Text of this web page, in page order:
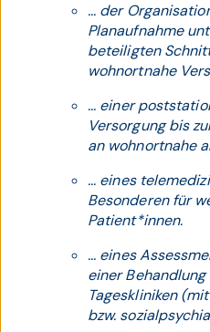
... der
Planaufnahme
beteiligten
wohnortnahe
... einer
Versorgung bis
an wohnortnahe
... eines
Besonderen für
Patient*innen.
... eines
einer
Tageskliniken
bzw.